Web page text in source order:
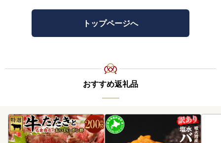
トップページへ
おすすめ返礼品